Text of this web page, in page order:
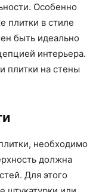
Особенно
плитки в стиле
быть идеально
интерьера.
плитки на стены
необходимо
должна
Для этого